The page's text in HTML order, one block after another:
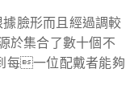
臉形而且經過調較
於集合了數十個不
每一位配戴者能夠